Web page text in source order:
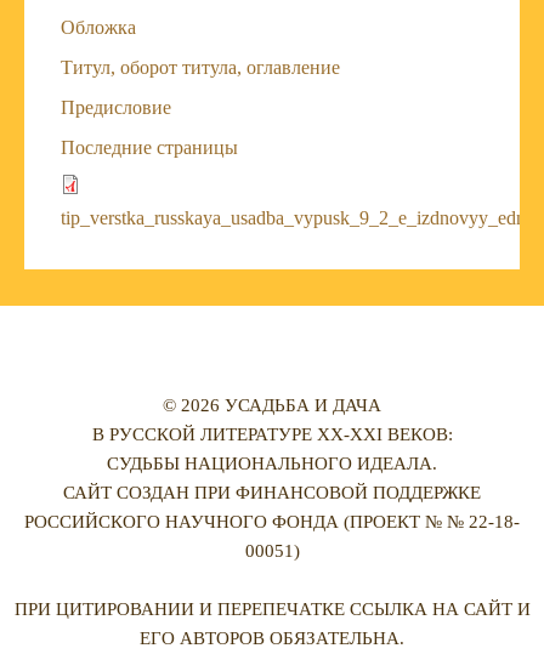
Обложка
Титул, оборот титула, оглавление
Предисловие
Последние страницы
© 2026 УСАДЬБА И ДАЧА
В РУССКОЙ ЛИТЕРАТУРЕ XX-XXI ВЕКОВ:
СУДЬБЫ НАЦИОНАЛЬНОГО ИДЕАЛА.
САЙТ СОЗДАН ПРИ ФИНАНСОВОЙ ПОДДЕРЖКЕ
РОССИЙСКОГО НАУЧНОГО ФОНДА (ПРОЕКТ № № 22-18-
00051)
ПРИ ЦИТИРОВАНИИ И ПЕРЕПЕЧАТКЕ ССЫЛКА НА САЙТ И
ЕГО АВТОРОВ ОБЯЗАТЕЛЬНА.